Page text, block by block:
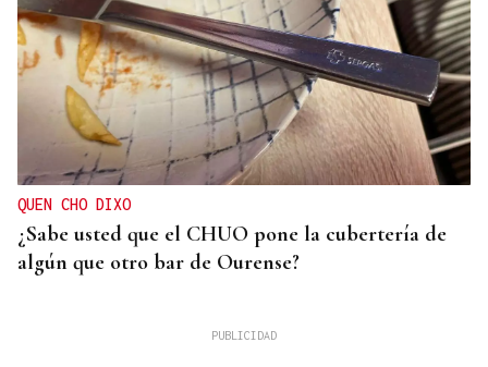
QUEN CHO DIXO
¿Sabe usted que el CHUO pone la cubertería de
algún que otro bar de Ourense?